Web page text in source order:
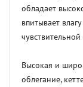
обладает
впитывает
Высокая и
облегание,